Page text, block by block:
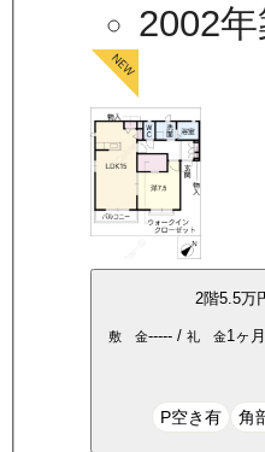
2002
2階5.5万
敷 金-----/ 礼 金1ヶ月
P空き有 角